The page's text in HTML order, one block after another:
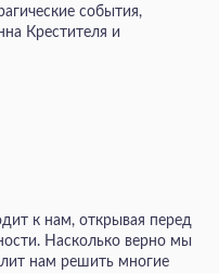
события,
Крестителя и
к нам, открывая перед
Насколько верно мы
нам решить многие